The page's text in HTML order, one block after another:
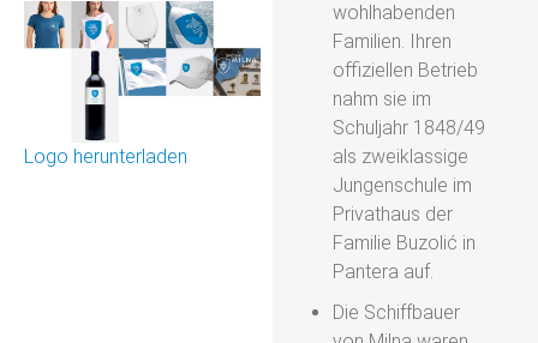
Logo herunterladen
wohlhabenden
Familien. Ihren
offiziellen Betrieb
nahm sie im
Schuljahr 1848/49
als zweiklassige
Jungenschule im
Privathaus der
Familie Buzolić in
Pantera auf.
Die Schiffbauer